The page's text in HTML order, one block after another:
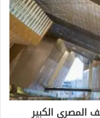
المصري الكبير